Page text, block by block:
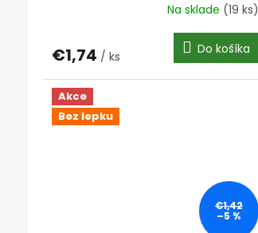
Na sklade (19 ks)
€1,74 / ks Do košíka
Akce
Bez lepku
€1,42
–5 %